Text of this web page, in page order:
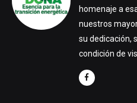
homenaje a
nuestros
su dedicación,
condición de